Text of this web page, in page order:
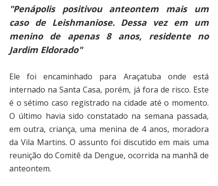
"Penápolis positivou anteontem mais um
caso de Leishmaniose. Dessa vez em um
menino de apenas 8 anos, residente no
Jardim Eldorado"
Ele foi encaminhado para Araçatuba onde está
internado na Santa Casa, porém, já fora de risco. Este
é o sétimo caso registrado na cidade até o momento.
O último havia sido constatado na semana passada,
em outra, criança, uma menina de 4 anos, moradora
da Vila Martins. O assunto foi discutido em mais uma
reunição do Comitê da Dengue, ocorrida na manhã de
anteontem.